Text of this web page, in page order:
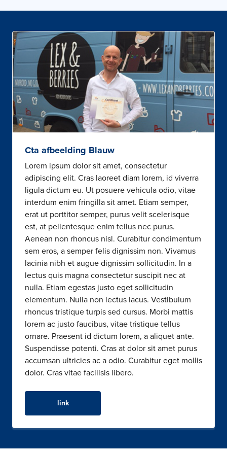
Cta afbeelding Blauw
Lorem ipsum dolor sit amet, consectetur
adipiscing elit. Cras laoreet diam lorem, id viverra
ligula dictum eu. Ut posuere vehicula odio, vitae
interdum enim fringilla sit amet. Etiam semper,
erat ut porttitor semper, purus velit scelerisque
est, at pellentesque enim tellus nec purus.
Aenean non rhoncus nisl. Curabitur condimentum
sem eros, a semper felis dignissim non. Vivamus
lacinia nibh et augue dignissim sollicitudin. In a
lectus quis magna consectetur suscipit nec at
nulla. Etiam egestas justo eget sollicitudin
elementum. Nulla non lectus lacus. Vestibulum
rhoncus tristique turpis sed cursus. Morbi mattis
lorem ac justo faucibus, vitae tristique tellus
ornare. Praesent id dictum lorem, a aliquet ante.
Suspendisse potenti. Cras at dolor sit amet purus
accumsan ultricies ac a odio. Curabitur eget mollis
dolor. Cras vitae facilisis libero.
link